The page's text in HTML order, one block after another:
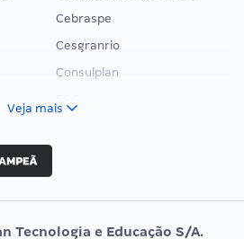
Cebraspe
Cesgranrio
Consulplan
Vunesp
Veja mais
Tecnologia e Educação S/A.